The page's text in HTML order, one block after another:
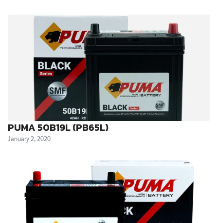
PUMA 50B19L (PB65L)
January 2, 2020